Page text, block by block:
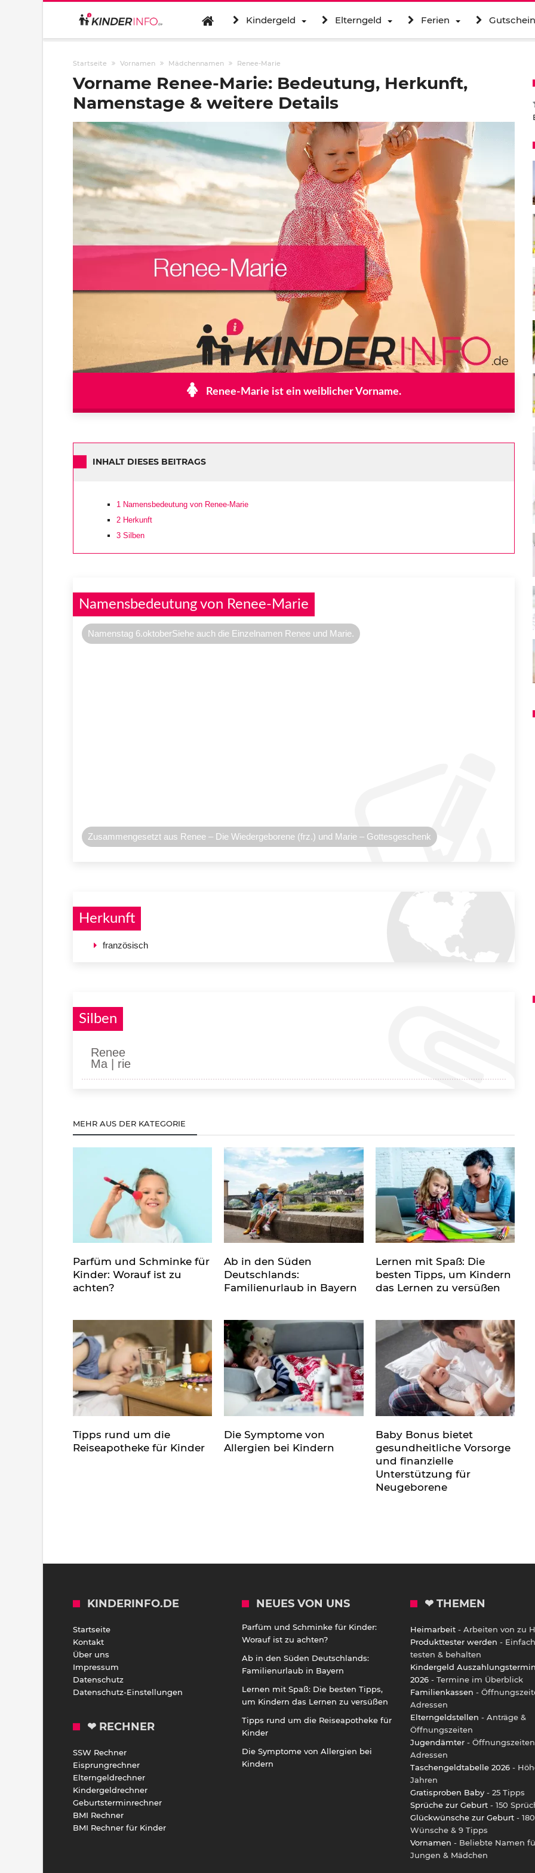
Kindergeld Elterngeld Ferien
Startseite Vornamen Mädchennamen Renee-Marie
Vorname Renee-Marie: Bedeutung, Herkunft,
Namenstage & weitere Details
Renee-Marie ist ein weiblicher Vorname.
INHALT DIESES BEITRAGS
1 Namensbedeutung von Renee-Marie
2 Herkunft
3 Silben
Namensbedeutung von Renee-Marie
Namenstag 6.oktoberSiehe auch die Einzelnamen Renee und Marie.
Zusammengesetzt aus Renee – Die Wiedergeborene (frz.) und Marie – Gottesgeschenk
Herkunft
französisch
Silben
Renee
Ma | rie
MEHR AUS DER KATEGORIE
Parfüm und Schminke für
Kinder: Worauf ist zu
achten?
Ab in den Süden
Deutschlands:
Familienurlaub in Bayern
Lernen mit Spaß: Die
besten Tipps, um Kindern
das Lernen zu versüßen
Tipps rund um die
Reiseapotheke für Kinder
Die Symptome von
Allergien bei Kindern
Baby Bonus bietet
gesundheitliche Vorsorge
und finanzielle
Unterstützung für
Neugeborene
KINDERINFO.DE
Startseite
Kontakt
Über uns
Impressum
Datenschutz
Datenschutz-Einstellungen
❤ RECHNER
SSW Rechner
Eisprungrechner
Elterngeldrechner
Kindergeldrechner
Geburtsterminrechner
BMI Rechner
BMI Rechner für Kinder
NEUES VON UNS
Parfüm und Schminke für Kinder:
Worauf ist zu achten?
Ab in den Süden Deutschlands:
Familienurlaub in Bayern
Lernen mit Spaß: Die besten Tipps,
um Kindern das Lernen zu versüßen
Tipps rund um die Reiseapotheke für
Kinder
Die Symptome von Allergien bei
Kindern
❤ THEMEN
Heimarbeit - Arbeiten von zu
Produkttester werden - Einfach
testen & behalten
Kindergeld
2026 - Termine im Überblick
Familienkassen -
Adressen
Elterngeldstellen - Anträge &
Öffnungszeiten
Jugendämter -
Adressen
Taschengeldtabelle 2026 -
Jahren
Gratisproben Baby - 25 Tipps
Sprüche zur Geburt - 150
Glückwünsche zur Geburt - 180
Wünsche & 9 Tipps
Vornamen - Beliebte Namen
Jungen & Mädchen